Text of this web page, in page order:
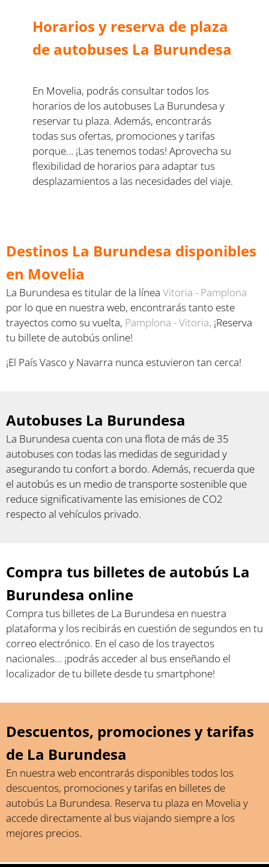
Horarios y reserva de plaza
de autobuses La Burundesa
En Movelia, podrás consultar todos los
horarios de los autobuses La Burundesa y
reservar tu plaza. Además, encontrarás
todas sus ofertas, promociones y tarifas
porque… ¡Las tenemos todas! Aprovecha su
flexibilidad de horarios para adaptar tus
desplazamientos a las necesidades del viaje.
Destinos La Burundesa disponibles
en Movelia
La Burundesa es titular de la línea Vitoria - Pamplona
por lo que en nuestra web, encontrarás tanto este
trayectos como su vuelta, Pamplona - Vitoria. ¡Reserva
tu billete de autobús online!
¡El País Vasco y Navarra nunca estuvieron tan cerca!
Autobuses La Burundesa
La Burundesa cuenta con una flota de más de 35
autobuses con todas las medidas de seguridad y
asegurando tu confort a bordo. Además, recuerda que
el autobús es un medio de transporte sostenible que
reduce significativamente las emisiones de CO2
respecto al vehículos privado.
Compra tus billetes de autobús La
Burundesa online
Compra tus billetes de La Burundesa en nuestra
plataforma y los recibirás en cuestión de segundos en tu
correo electrónico. En el caso de los trayectos
nacionales… ¡podrás acceder al bus enseñando el
localizador de tu billete desde tu smartphone!
Descuentos, promociones y tarifas
de La Burundesa
En nuestra web encontrarás disponibles todos los
descuentos, promociones y tarifas en billetes de
autobús La Burundesa. Reserva tu plaza en Movelia y
accede directamente al bus viajando siempre a los
mejores precios.